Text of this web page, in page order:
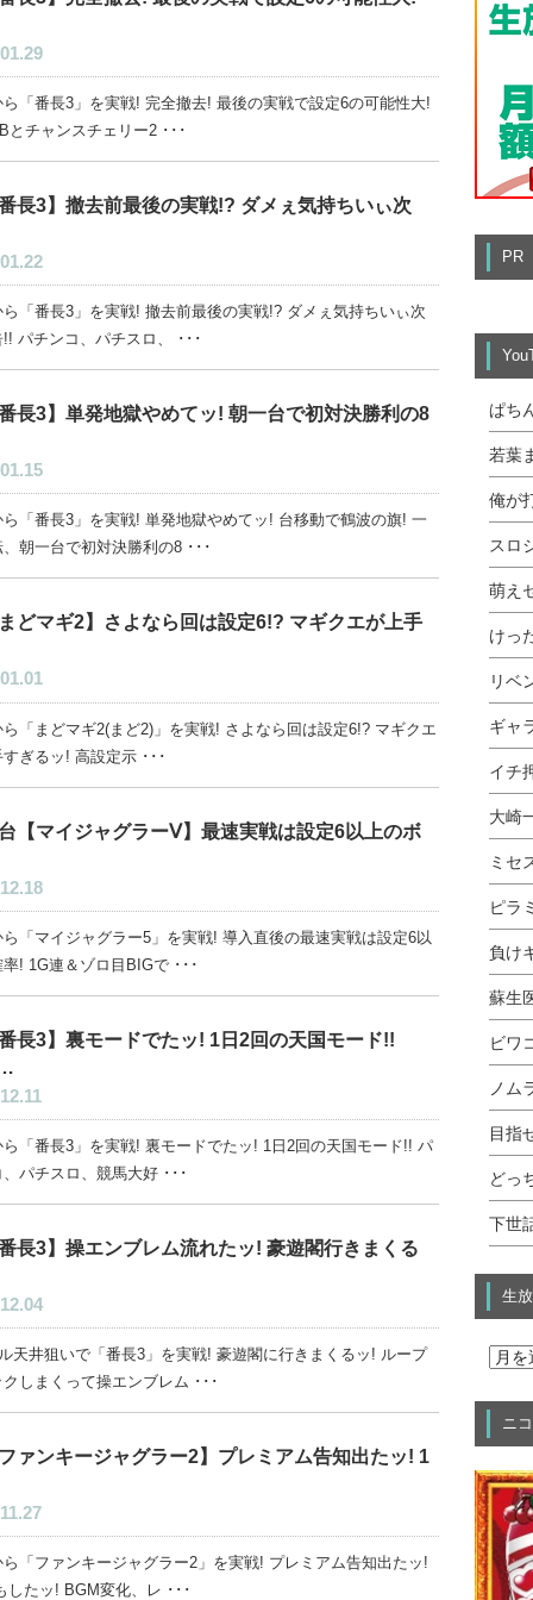
ら「番長3」を実戦! 完全撤去! 最後の実戦で設定6の可能性大!
とチャンスチェリー2 ･･･
長3】撤去前最後の実戦!? ダメぇ気持ちいぃ次
ら「番長3」を実戦! 撤去前最後の実戦!? ダメぇ気持ちいぃ次
パチンコ、パチスロ、 ･･･
長3】単発地獄やめてッ! 朝一台で初対決勝利の8
ら「番長3」を実戦! 単発地獄やめてッ! 台移動で鶴波の旗! 一
朝一台で初対決勝利の8 ･･･
どマギ2】さよなら回は設定6!? マギクエが上手
「まどマギ2(まど2)」を実戦! さよなら回は設定6!? マギクエ
ぎるッ! 高設定示 ･･･
【マイジャグラーⅤ】最速実戦は設定6以上のボ
「マイジャグラー5」を実戦! 導入直後の最速実戦は設定6以
! 1G連＆ゾロ目BIGで ･･･
長3】裏モードでたッ! 1日2回の天国モード!!
ら「番長3」を実戦! 裏モードでたッ! 1日2回の天国モード!! パ
パチスロ、競馬大好 ･･･
長3】操エンブレム流れたッ! 豪遊閣行きまくる
天井狙いで「番長3」を実戦! 豪遊閣に行きまくるッ! ループ
しまくって操エンブレム ･･･
ァンキージャグラー2】プレミアム告知出たッ! 1
ら「ファンキージャグラー2」を実戦! プレミアム告知出たッ!
したッ! BGM変化、レ ･･･
PR
ぱち
若葉
俺が
スロ
萌え
けっ
リベ
ギャ
イチ
大崎
ミセ
ピラ
負け
蘇生
ビワ
ノム
目指
どっ
下世
生
ニ